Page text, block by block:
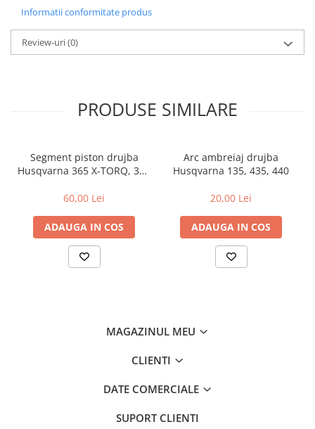
Jucarii
Piese de schimb
Tambur Demaror
Arc acceleratie
Arc clichet
Arc demaror
Buson rezervor
Capac ambreiaj
Capac cilindru
Informatii conformitate produs
Review-uri(0)
PRODUSE SIMILARE
Segment piston drujba
Husqvarna 365 X-TORQ, 372
60,00 Lei
ADAUGA IN COS
Arc ambreiaj drujba
Husqvarna 135, 435, 440
20,00 Lei
ADAUGA IN COS
MAGAZINUL MEU
CLIENTI
DATE COMERCIALE
SUPORT CLIENTI